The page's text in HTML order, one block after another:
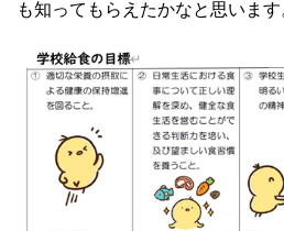
も知ってもらえたかなと思います